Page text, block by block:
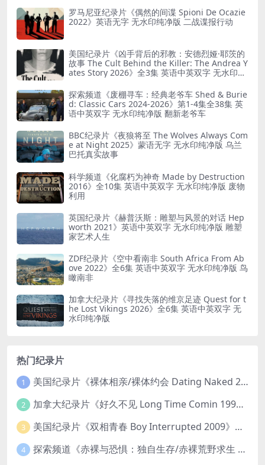
罗马尼亚纪录片《偶然的间谍 Spioni De Ocazie
2022》英语无字 无水印纯净版 二战谍报行动
美国纪录片《凶手背后的邪教：安德烈娅·耶茨的
故事 The Cult Behind the Killer: The Andrea Y
ates Story 2026》全3集 英语中英双字 无水印纯
探索频道《废棚寻车：经典老爷车 Shed & Burie
d: Classic Cars 2024-2026》第1-4集全38集 英
语中英双字 无水印纯净版 翻新老爷车
BBC纪录片《夜狼将至 The Wolves Always Com
e at Night 2025》蒙语无字 无水印纯净版 乌兰
巴托真实故事
科学频道《化腐朽为神奇 Made by Destruction
2016》全10集 英语中英双字 无水印纯净版 废物
利用
英国纪录片《赫普沃斯：雕塑与风景的对话 Hep
worth 2021》英语中英双字 无水印纯净版 雕塑
家艺术人生
ZDF纪录片《空中看南非 South Africa From Ab
ove 2022》全6集 英语中英双字 无水印纯净版 鸟
瞰南非
加拿大纪录片《寻找失落的维京足迹 Quest for t
he Lost Vikings 2026》全6集 英语中英双字 无
水印纯净版
热门纪录片
1 美国纪录片《裸体相亲/裸体约会 Dating Naked 2014-2016》第1-3季全33集 英语中英双字 无水印纯净版 1080P/MKV/85.6G 裸体相亲真人秀
2 加拿大纪录片《好久不见 Long Time Comin 1993》英语中英双字 官方纯净版 1080P/MKV/1G 女同性艺术家
3 美国纪录片《双相青春 Boy Interrupted 2009》英语中英双字 官方纯净版 1080P/MKV/1.43G 青少年躁郁症
4 探索频道《赤裸与恐惧：独自生存/赤裸荒野求生 Naked and Afraid: Solo 2023》第一季全8集 英语中英双字 官方纯净版 高码1080P/MKV/45.4G